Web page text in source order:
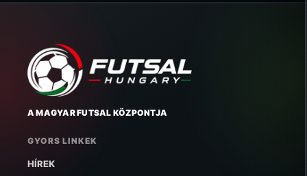
A MAGYAR FUTSAL KÖZPONTJA
GYORS LINKEK
HÍREK